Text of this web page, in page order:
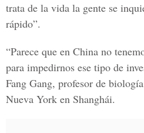
trata de la vida la gente se
rápido”.
“Parece que en China no
para impedirnos ese tipo de
Fang Gang, profesor de
Nueva York en Shanghái.